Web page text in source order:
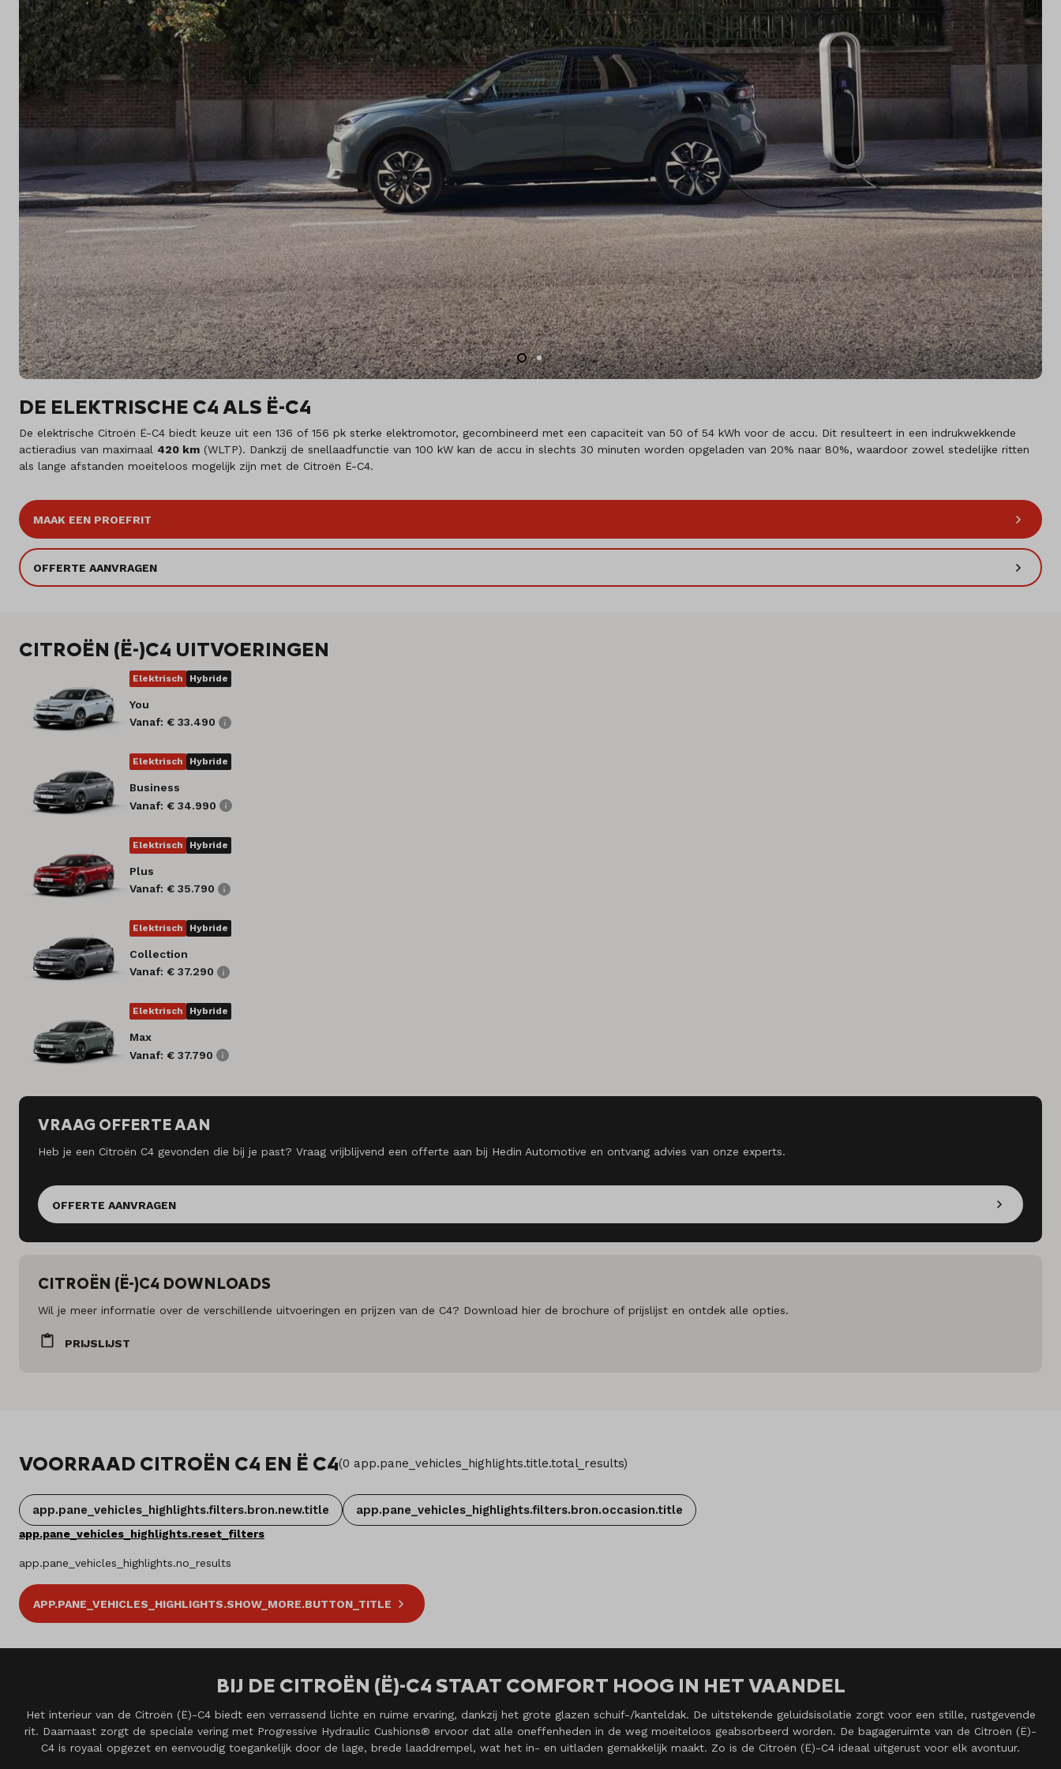
DE ELEKTRISCHE C4 ALS Ë-C4
De elektrische Citroën Ë-C4 biedt keuze uit een 136 of 156 pk sterke elektromotor, gecombineerd met een capaciteit van 50 of 54 kWh voor de accu. Dit resulteert in een indrukwekkende
actieradius van maximaal 420 km (WLTP). Dankzij de snellaadfunctie van 100 kW kan de accu in slechts 30 minuten worden opgeladen van 20% naar 80%, waardoor zowel stedelijke ritten
als lange afstanden moeiteloos mogelijk zijn met de Citroën Ë-C4.
MAAK EEN PROEFRIT
OFFERTE AANVRAGEN
CITROËN (Ë-)C4 UITVOERINGEN
Elektrisch Hybride
You
Vanaf: € 33.490
Elektrisch Hybride
Business
Vanaf: € 34.990
Elektrisch Hybride
Plus
Vanaf: € 35.790
Elektrisch Hybride
Collection
Vanaf: € 37.290
Elektrisch Hybride
Max
Vanaf: € 37.790
VRAAG OFFERTE AAN
Heb je een Citroën C4 gevonden die bij je past? Vraag vrijblijvend een offerte aan bij Hedin Automotive en ontvang advies van onze experts.
OFFERTE AANVRAGEN
CITROËN (Ë-)C4 DOWNLOADS
Wil je meer informatie over de verschillende uitvoeringen en prijzen van de C4? Download hier de brochure of prijslijst en ontdek alle opties.
PRIJSLIJST
VOORRAAD CITROËN C4 EN Ë C4(0 app.pane_vehicles_highlights.title.total_results)
app.pane_vehicles_highlights.filters.bron.new.title app.pane_vehicles_highlights.filters.bron.occasion.title
app.pane_vehicles_highlights.reset_filters
app.pane_vehicles_highlights.no_results
APP.PANE_VEHICLES_HIGHLIGHTS.SHOW_MORE.BUTTON_TITLE
BIJ DE CITROËN (Ë)-C4 STAAT COMFORT HOOG IN HET VAANDEL
Het interieur van de Citroën (Ë)-C4 biedt een verrassend lichte en ruime ervaring, dankzij het grote glazen schuif-/kanteldak. De uitstekende geluidsisolatie zorgt voor een stille, rustgevende
rit. Daarnaast zorgt de speciale vering met Progressive Hydraulic Cushions® ervoor dat alle oneffenheden in de weg moeiteloos geabsorbeerd worden. De bagageruimte van de Citroën (Ë)-
C4 is royaal opgezet en eenvoudig toegankelijk door de lage, brede laaddrempel, wat het in- en uitladen gemakkelijk maakt. Zo is de Citroën (Ë)-C4 ideaal uitgerust voor elk avontuur.